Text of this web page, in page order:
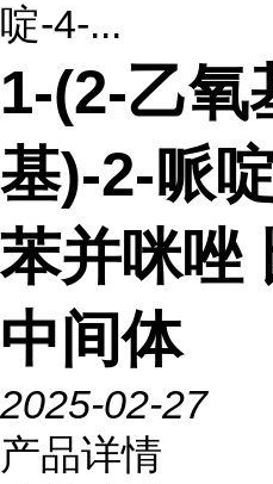
啶-4-...
1-(2-乙氧
基)-2-哌
苯并咪唑
中间体
2025-02-27
产品详情